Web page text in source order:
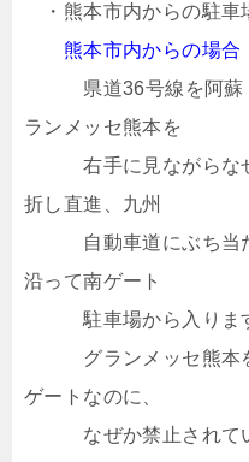
・熊本市内からの駐車
熊本市内からの場合
県道36号線を阿蘇く
ランメッセ熊本を
右手に見ながらなぜ
折し直進、九州
自動車道にぶち当た
沿って南ゲート
駐車場から入りま
グランメッセ熊本を
ゲートなのに、
なぜか禁止されてい